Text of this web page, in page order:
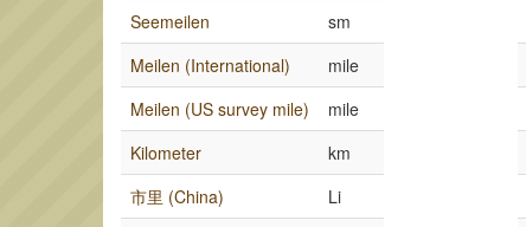
Seemeilen
sm
Meilen (International)
mile
Meilen (US survey mile)
mile
Kilometer
km
市里 (China)
Li